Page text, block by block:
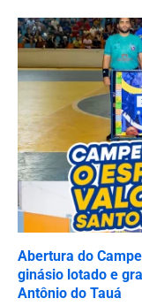
Abertura do
ginásio lotado e
Antônio do Tauá